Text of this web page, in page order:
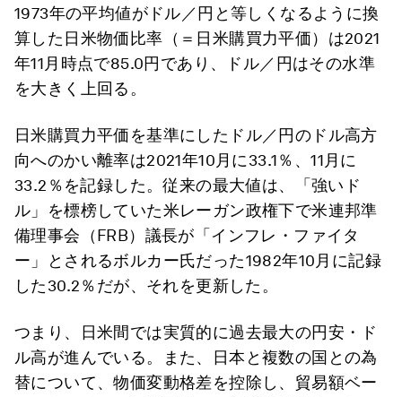
1973年の平均値がドル／円と等しくなるように換
算した日米物価比率（＝日米購買力平価）は2021
年11月時点で85.0円であり、ドル／円はその水準
を大きく上回る。
日米購買力平価を基準にしたドル／円のドル高方
向へのかい離率は2021年10月に33.1％、11月に
33.2％を記録した。従来の最大値は、「強いド
ル」を標榜していた米レーガン政権下で米連邦準
備理事会（FRB）議長が「インフレ・ファイタ
ー」とされるボルカー氏だった1982年10月に記録
した30.2％だが、それを更新した。
つまり、日米間では実質的に過去最大の円安・ド
ル高が進んでいる。また、日本と複数の国との為
替について、物価変動格差を控除し、貿易額ベー